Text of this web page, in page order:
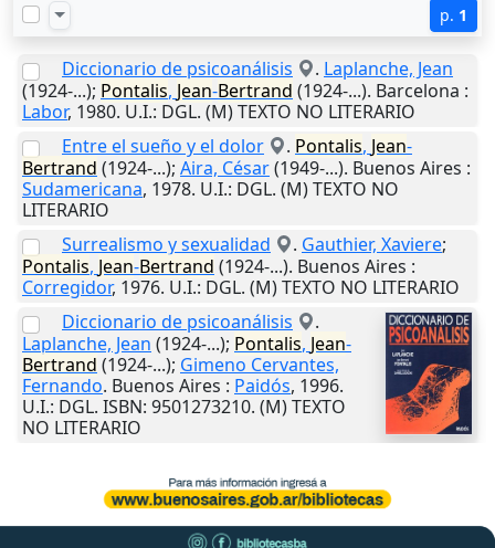
p. 1
Diccionario de psicoanálisis . Laplanche, Jean
(1924-...); Pontalis, Jean-Bertrand (1924-...). Barcelona :
Labor, 1980. U.I.: DGL. (M) TEXTO NO LITERARIO
Entre el sueño y el dolor
. Pontalis, Jean-
Bertrand (1924-...); Aira, César(1949-...). Buenos Aires :
Sudamericana, 1978. U.I.: DGL. (M) TEXTO NO
LITERARIO
Surrealismo y sexualidad
. Gauthier, Xaviere;
Pontalis, Jean-Bertrand (1924-...). Buenos Aires :
Corregidor, 1976. U.I.: DGL. (M) TEXTO NO LITERARIO
Diccionario de psicoanálisis
.
Laplanche, Jean (1924-...); Pontalis, Jean-
Bertrand (1924-...); Gimeno Cervantes,
Fernando. Buenos Aires : Paidós, 1996.
U.I.: DGL. ISBN: 9501273210. (M) TEXTO
NO LITERARIO